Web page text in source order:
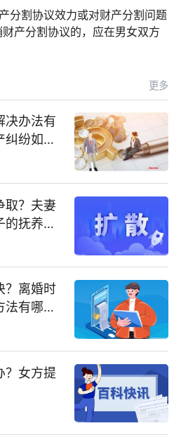
分割协议效力或对财产分割问题
产分割协议的，应在男女双方
更多
决办法有
纠纷如何
取？夫妻
的抚养费
？离婚时
法有哪
？女方提